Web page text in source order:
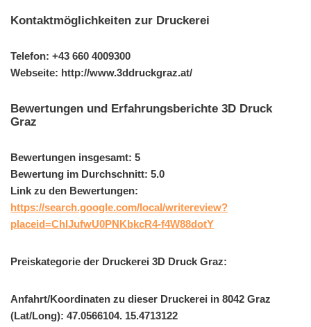
Kontaktmöglichkeiten zur Druckerei
Telefon: +43 660 4009300
Webseite: http://www.3ddruckgraz.at/
Bewertungen und Erfahrungsberichte 3D Druck
Graz
Bewertungen insgesamt: 5
Bewertung im Durchschnitt: 5.0
Link zu den Bewertungen:
https://search.google.com/local/writereview?
placeid=ChIJufwU0PNKbkcR4-f4W88dotY
Preiskategorie der Druckerei 3D Druck Graz:
Anfahrt/Koordinaten zu dieser Druckerei in 8042 Graz
(Lat/Long): 47.0566104. 15.4713122